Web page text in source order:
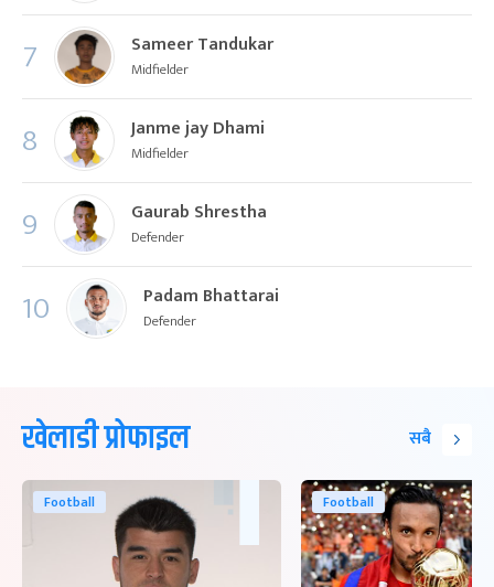
7 Sameer Tandukar
Midfielder
8 Janme jay Dhami
Midfielder
9 Gaurab Shrestha
Defender
10 Padam Bhattarai
Defender
खेलाडी प्रोफाइल सबै
Football Football